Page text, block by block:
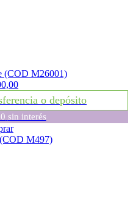
(COD M26001)
o depósito
sin interés